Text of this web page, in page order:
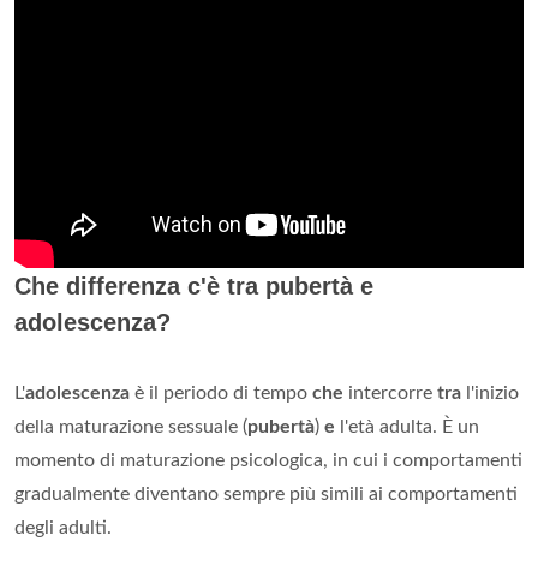
Che differenza c'è tra pubertà e
adolescenza?
L'adolescenza è il periodo di tempo che intercorre tra l'inizio
della maturazione sessuale (pubertà) e l'età adulta. È un
momento di maturazione psicologica, in cui i comportamenti
gradualmente diventano sempre più simili ai comportamenti
degli adulti.